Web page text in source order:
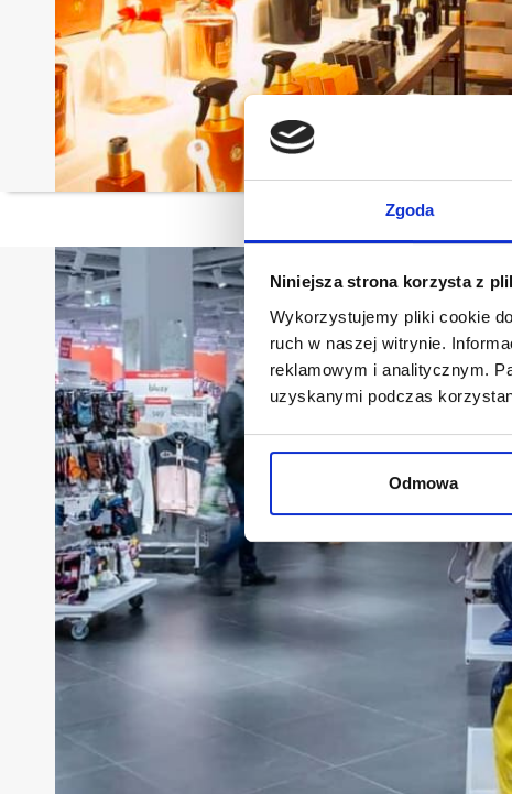
Zgoda
Niniejsza strona korzysta z
Wykorzystujemy pliki cookie
ruch w naszej witrynie.
reklamowym i analitycznym.
uzyskanymi podczas
Odmowa